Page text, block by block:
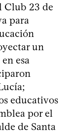
Club 23 de
para
un
esa
educativos
por el
de Santa